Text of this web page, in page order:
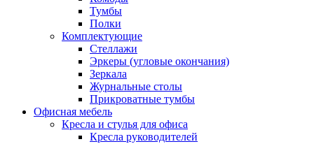
Тумбы
Полки
Комплектующие
Стеллажи
Эркеры (угловые окончания)
Зеркала
Журнальные столы
Прикроватные тумбы
Офисная мебель
Кресла и стулья для офиса
Кресла руководителей